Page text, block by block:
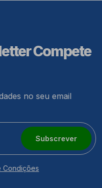
Compete
no seu email
Subscrever
Condições